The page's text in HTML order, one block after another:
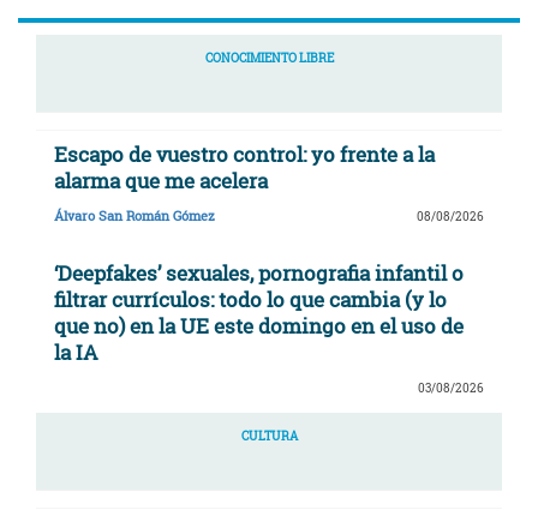
CONOCIMIENTO LIBRE
Escapo de vuestro control: yo frente a la
alarma que me acelera
Álvaro San Román Gómez 08/08/2026
‘Deepfakes’ sexuales, pornografia infantil o
filtrar currículos: todo lo que cambia (y lo
que no) en la UE este domingo en el uso de
la IA
03/08/2026
CULTURA